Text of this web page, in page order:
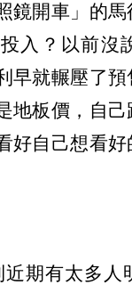
鏡開車」的
入？以前沒
早就輾壓了預
地板價，自
好自己想看
期有太多人